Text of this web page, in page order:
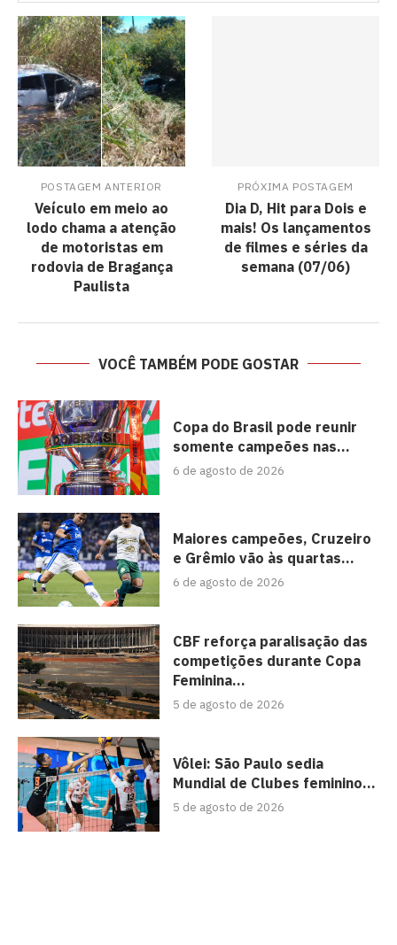
POSTAGEM ANTERIOR
Veículo em meio ao
lodo chama a atenção
de motoristas em
rodovia de Bragança
Paulista
PRÓXIMA POSTAGEM
Dia D, Hit para Dois e
mais! Os lançamentos
de filmes e séries da
semana (07/06)
VOCÊ TAMBÉM PODE GOSTAR
Copa do Brasil pode reunir
somente campeões nas...
6 de agosto de 2026
Maiores campeões, Cruzeiro
e Grêmio vão às quartas...
6 de agosto de 2026
CBF reforça paralisação das
competições durante Copa
Feminina...
5 de agosto de 2026
Vôlei: São Paulo sedia
Mundial de Clubes feminino...
5 de agosto de 2026